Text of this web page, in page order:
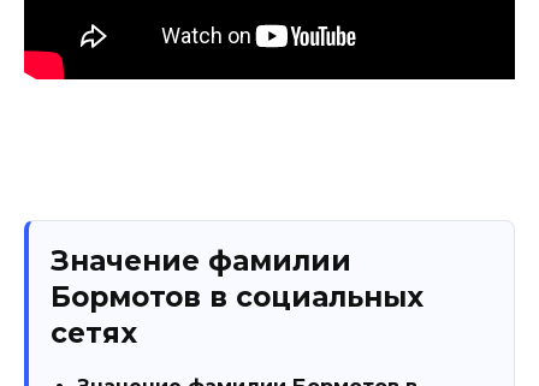
Значение фамилии
Бормотов в социальных
сетях